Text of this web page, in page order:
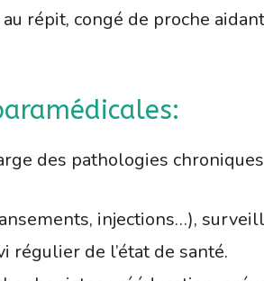
répit, congé de proche
des pathologies
injections…),
régulier de l’état de santé.